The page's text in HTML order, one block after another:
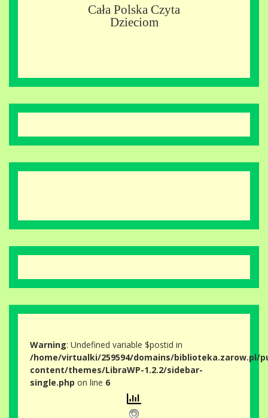
Cała Polska Czyta
Dzieciom
Warning: Undefined variable $postid in
/home/virtualki/259594/domains/biblioteka.zarow.pl/
content/themes/LibraWP-1.2.2/sidebar-
single.php on line 6